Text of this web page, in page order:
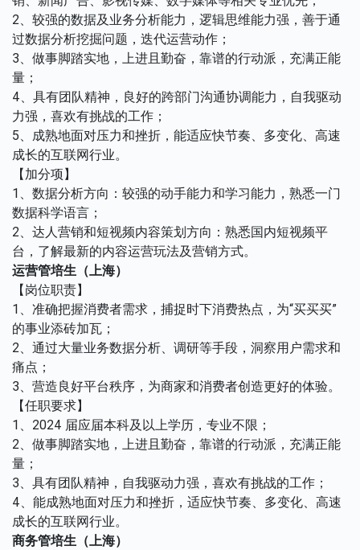
2、较强的数据及业务分析能力，逻辑思维能力强，善于通
过数据分析挖掘问题，迭代运营动作；
3、做事脚踏实地，上进且勤奋，靠谱的行动派，充满正能
量；
4、具有团队精神，良好的跨部门沟通协调能力，自我驱动
力强，喜欢有挑战的工作；
5、成熟地面对压力和挫折，能适应快节奏、多变化、高速
成长的互联网行业。
【加分项】
1、数据分析方向：较强的动手能力和学习能力，熟悉一门
数据科学语言；
2、达人营销和短视频内容策划方向：熟悉国内短视频平
台，了解最新的内容运营玩法及营销方式。
运营管培生（上海）
【岗位职责】
1、准确把握消费者需求，捕捉时下消费热点，为“买买买”
的事业添砖加瓦；
2、通过大量业务数据分析、调研等手段，洞察用户需求和
痛点；
3、营造良好平台秩序，为商家和消费者创造更好的体验。
【任职要求】
1、2024 届应届本科及以上学历，专业不限；
2、做事脚踏实地，上进且勤奋，靠谱的行动派，充满正能
量；
3、具有团队精神，自我驱动力强，喜欢有挑战的工作；
4、能成熟地面对压力和挫折，适应快节奏、多变化、高速
成长的互联网行业。
商务管培生（上海）